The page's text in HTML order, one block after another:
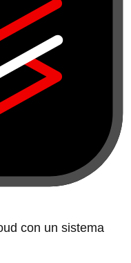
con un sistema